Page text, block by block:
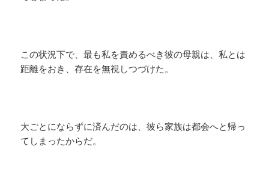
この状況下で、最も私を責めるべき彼の母親は、私とは
距離をおき、存在を無視しつづけた。
大ごとにならずに済んだのは、彼ら家族は都会へと帰っ
てしまったからだ。